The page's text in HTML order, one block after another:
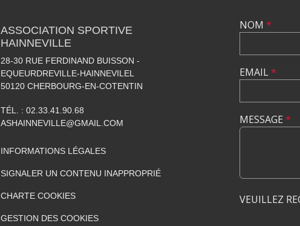
ASSOCIATION SPORTIVE
HAINNEVILLE
28-30 RUE FERDINAND BUISSON -
EQUEURDREVILLE-HAINNEVILEL
50120 CHERBOURG-EN-COTENTIN
TÉL. : 02.33.41.90.68
ASHAINNEVILLE@GMAIL.COM
INFORMATIONS LÉGALES
SIGNALER UN CONTENU INAPPROPRIÉ
CHARTE COOKIES
GESTION DES COOKIES
NOM *
EMAIL*
MESSAGE *
VEUILLEZ